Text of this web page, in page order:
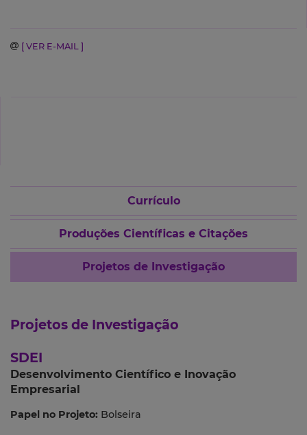
[ VER E-MAIL ]
Currículo
Produções Científicas e Citações
Projetos de Investigação
Projetos de Investigação
SDEI
Desenvolvimento Científico e Inovação
Empresarial
Papel no Projeto: Bolseira